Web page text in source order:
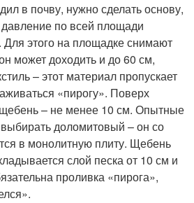
в почву, нужно сделать основу,
по всей площади
Для этого на площадке снимают
может доходить и до 60 см,
– этот материал пропускает
«пирогу». Поверх
щебень – не менее 10 см. Опытные
доломитовый – он со
в монолитную плиту. Щебень
слой песка от 10 см и
проливка «пирога»,